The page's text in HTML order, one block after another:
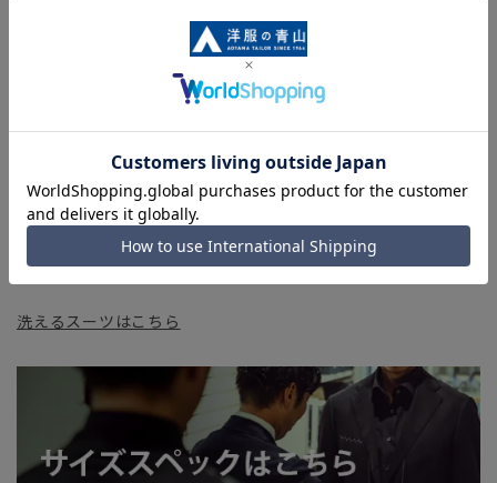
下での光加減により、実際の商品と掲載画像の色味が異なる場
■生地や仕様・デザインにより、着用感や実際のサイズ表に若
干の誤差が生じる場合がございます。予めご了承ください。
■店舗や各モールサイトと商品在庫を共有しております関係
上、ご注文いただいたタイミングにより欠品が発生し、ご注文
を完了できない場合がございます。予めご了承ください。(お
急ぎ発送のご注文につきましても、ご注文のタイミングによっ
てはお急ぎ発送サービスを選択できない場合がございます。
洗えるスーツはこちら